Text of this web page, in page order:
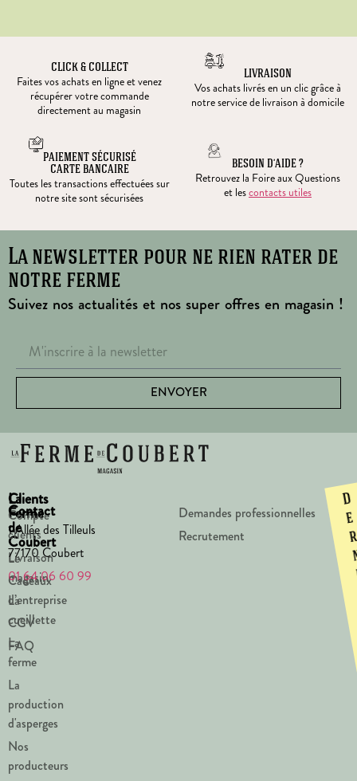
CLICK & COLLECT
Faites vos achats en ligne et venez
récupérer votre commande
directement au magasin
LIVRAISON
Vos achats livrés en un clic grâce à
notre service de livraison à domicile
PAIEMENT SÉCURISÉ
CARTE BANCAIRE
Toutes les transactions effectuées sur
notre site sont sécurisées
BESOIN D’AIDE ?
Retrouvez la Foire aux Questions
et lescontacts utiles
La newsletter pour ne rien rater de
notre ferme
Suivez nos actualités et nos super offres en magasin !
ENVOYER
La
Ferme
de
Coubert
Le
magasin
La
cueillette
La
ferme
La
production
d'asperges
Nos
producteurs
Clients
Compte
clients
Livraison
Cadeaux
d’entreprise
CGV
FAQ
Contact
1 Allée des Tilleuls
77170 Coubert
01 64 06 60 99
Demandes professionnelles
Recrutement
D
e